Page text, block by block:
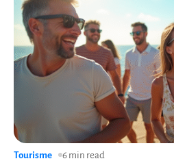
Tourisme 6 min read